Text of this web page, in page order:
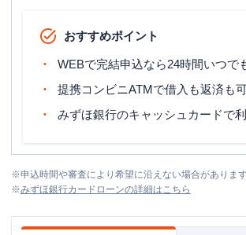
おすすめポイント
WEBで完結申込なら24時間いつで
提携コンビニATMで借入も返済も
みずほ銀行のキャッシュカードで
※申込時間や審査により希望に沿えない場合があります
※みずほ銀行カードローンの詳細はこちら